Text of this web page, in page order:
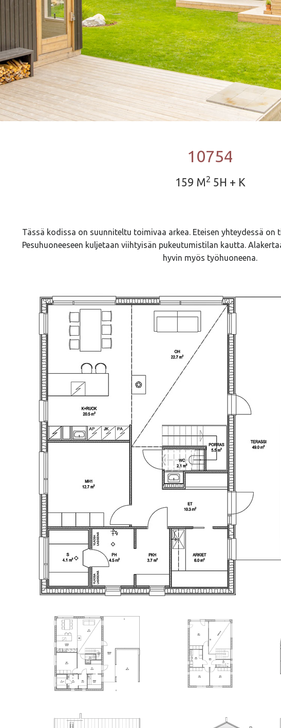
10754
159 M2 5H + K
Tässä kodissa on suunniteltu toimivaa arkea. Eteisen yhteydessä on
Pesuhuoneeseen kuljetaan viihtyisän pukeutumistilan kautta.
hyvin myös työhuoneena.